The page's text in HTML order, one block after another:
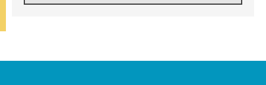
SCEAM: L'Église en Afrique vers